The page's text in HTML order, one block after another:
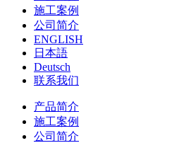
施工案例
公司简介
ENGLISH
日本語
Deutsch
联系我们
产品简介
施工案例
公司简介